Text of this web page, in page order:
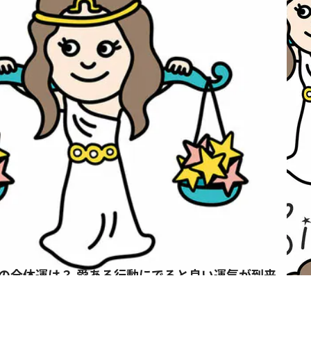
全体運は？ 愛ある行動にでると良い運気が到来